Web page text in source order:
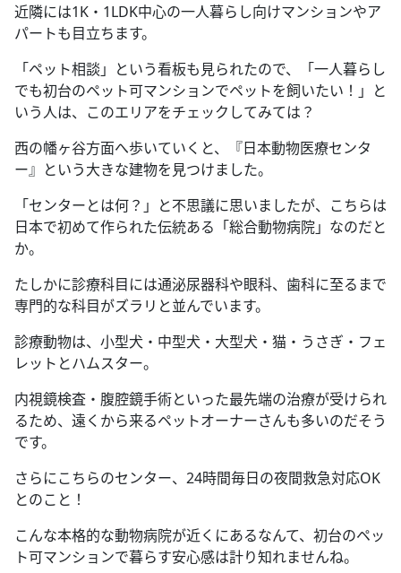
近隣には1K・1LDK中心の一人暮らし向けマンションやア
パートも目立ちます。
「ペット相談」という看板も見られたので、「一人暮らし
でも初台のペット可マンションでペットを飼いたい！」と
いう人は、このエリアをチェックしてみては？
西の幡ヶ谷方面へ歩いていくと、『日本動物医療センタ
ー』という大きな建物を見つけました。
「センターとは何？」と不思議に思いましたが、こちらは
日本で初めて作られた伝統ある「総合動物病院」なのだと
か。
たしかに診療科目には通泌尿器科や眼科、歯科に至るまで
専門的な科目がズラリと並んでいます。
診療動物は、小型犬・中型犬・大型犬・猫・うさぎ・フェ
レットとハムスター。
内視鏡検査・腹腔鏡手術といった最先端の治療が受けられ
るため、遠くから来るペットオーナーさんも多いのだそう
です。
さらにこちらのセンター、24時間毎日の夜間救急対応OK
とのこと！
こんな本格的な動物病院が近くにあるなんて、初台のペッ
ト可マンションで暮らす安心感は計り知れませんね。